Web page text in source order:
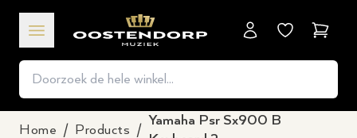
Home / Products /
Yamaha Psr Sx900 B